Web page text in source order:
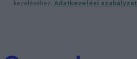
kezeléséhez. Adatkezelési szabályzat